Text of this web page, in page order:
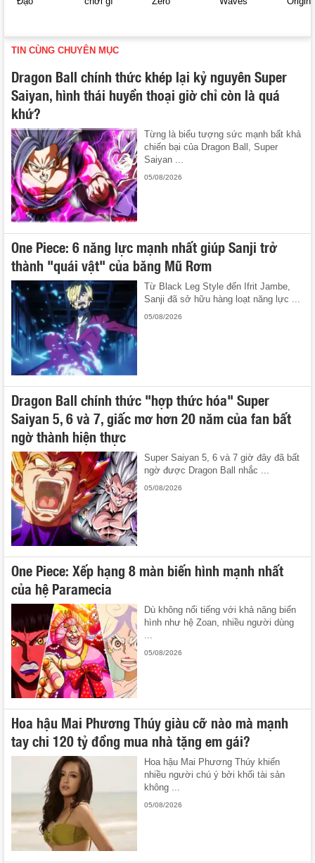
TIN CÙNG CHUYÊN MỤC
Dragon Ball chính thức khép lại kỷ nguyên Super
Saiyan, hình thái huyền thoại giờ chỉ còn là quá
khứ?
Từng là biểu tượng sức mạnh bất khả
chiến bại của Dragon Ball, Super
Saiyan ...
05/08/2026
One Piece: 6 năng lực mạnh nhất giúp Sanji trở
thành "quái vật" của băng Mũ Rơm
Từ Black Leg Style đến Ifrit Jambe,
Sanji đã sở hữu hàng loạt năng lực ...
05/08/2026
Dragon Ball chính thức "hợp thức hóa" Super
Saiyan 5, 6 và 7, giấc mơ hơn 20 năm của fan bất
ngờ thành hiện thực
Super Saiyan 5, 6 và 7 giờ đây đã bất
ngờ được Dragon Ball nhắc ...
05/08/2026
One Piece: Xếp hạng 8 màn biến hình mạnh nhất
của hệ Paramecia
Dù không nổi tiếng với khả năng biến
hình như hệ Zoan, nhiều người dùng
05/08/2026
Hoa hậu Mai Phương Thúy giàu cỡ nào mà mạnh
tay chi 120 tỷ đồng mua nhà tặng em gái?
Hoa hậu Mai Phương Thúy khiến
nhiều người chú ý bởi khối tài sản
không ...
05/08/2026